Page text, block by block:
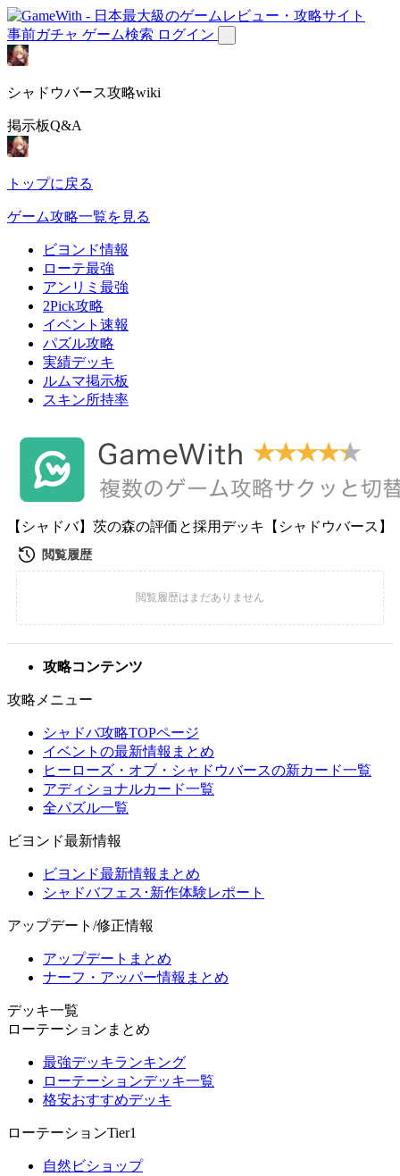
事前ガチャ ゲーム検索 ログイン
シャドウバース攻略wiki
掲示板Q&A
トップに戻る
ゲーム攻略一覧を見る
ビヨンド情報
ローテ最強
アンリミ最強
2Pick攻略
イベント速報
パズル攻略
実績デッキ
ルムマ掲示板
スキン所持率
【シャドバ】茨の森の評価と採用デッキ【シャドウバース】
攻略コンテンツ
攻略メニュー
シャドバ攻略TOPページ
イベントの最新情報まとめ
ヒーローズ・オブ・シャドウバースの新カード一覧
アディショナルカード一覧
全パズル一覧
ビヨンド最新情報
ビヨンド最新情報まとめ
シャドバフェス･新作体験レポート
アップデート/修正情報
アップデートまとめ
ナーフ・アッパー情報まとめ
デッキ一覧
ローテーションまとめ
最強デッキランキング
ローテーションデッキ一覧
格安おすすめデッキ
ローテーションTier1
自然ビショップ